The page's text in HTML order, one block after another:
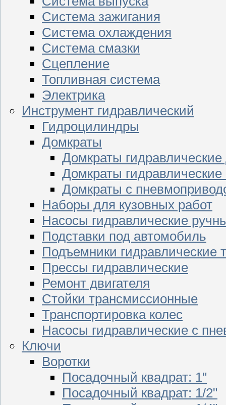
Система зажигания
Система охлаждения
Система смазки
Сцепление
Топливная система
Электрика
Инструмент гидравлический
Гидроцилиндры
Домкраты
Домкраты
Домкраты гидравлические
Домкраты с
Наборы для кузовных работ
Насосы гидравлические
Подставки под автомобиль
Подъемники гидравлические
Прессы гидравлические
Ремонт двигателя
Стойки трансмиссионные
Транспортировка колес
Насосы гидравлические с
Ключи
Воротки
Посадочный квадрат: 1"
Посадочный квадрат: 1/2"